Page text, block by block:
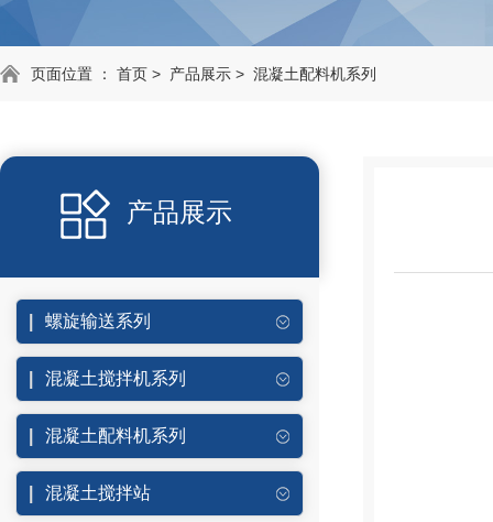
页面位置 ： 首页 > 产品展示 > 混凝土配料机系列
产品展示
螺旋输送系列
混凝土搅拌机系列
混凝土配料机系列
混凝土搅拌站